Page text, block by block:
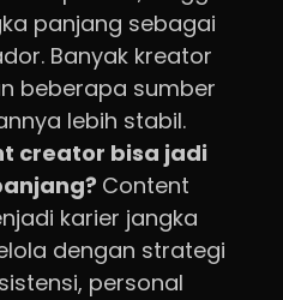
panjang sebagai
Banyak kreator
beberapa sumber
lebih stabil.
creator bisa jadi
Content
karier jangka
dengan strategi
personal